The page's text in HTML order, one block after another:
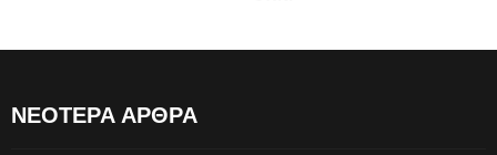
ΝΕΟΤΕΡΑ ΑΡΘΡΑ